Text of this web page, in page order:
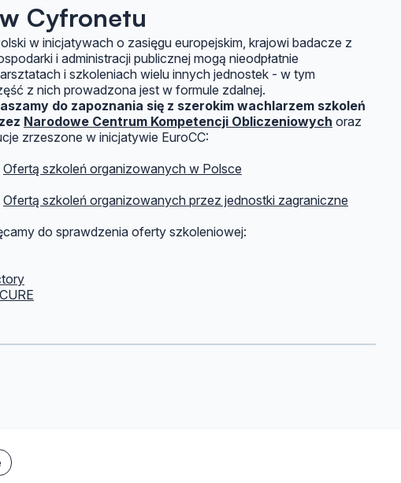
Cyfronetu
w inicjatywach o zasięgu europejskim, krajowi badacze z
i administracji publicznej mogą nieodpłatnie
i szkoleniach wielu innych jednostek - w tym
z nich prowadzona jest w formule zdalnej.
do zapoznania się z szerokim wachlarzem szkoleń
Narodowe Centrum Kompetencji Obliczeniowych oraz
zrzeszone w inicjatywie EuroCC:
Ofertą szkoleń organizowanych w Polsce
Ofertą szkoleń organizowanych przez jednostki zagraniczne
do sprawdzenia oferty szkoleniowej: